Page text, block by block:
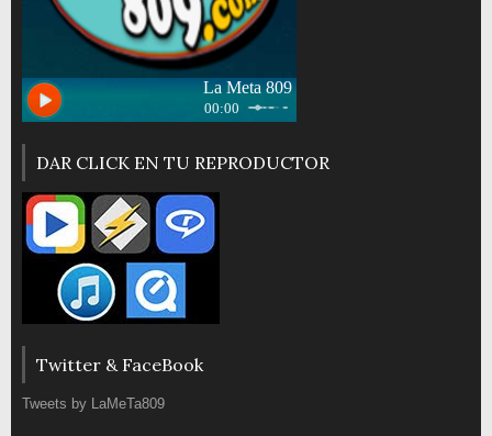
DAR CLICK EN TU REPRODUCTOR
Twitter & FaceBook
Tweets by LaMeTa809